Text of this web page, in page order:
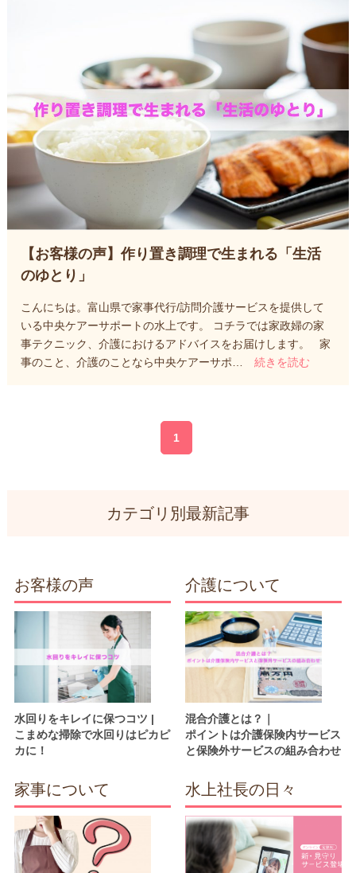
【お客様の声】作り置き調理で生まれる「生活
のゆとり」
こんにちは。富山県で家事代行/訪問介護サービスを提供して
いる中央ケアーサポートの水上です。 コチラでは家政婦の家
事テクニック、介護におけるアドバイスをお届けします。 家
事のこと、介護のことなら中央ケアーサポ…
続きを読む
1
カテゴリ別最新記事
お客様の声
水回りをキレイに保つコツ |
こまめな掃除で水回りはピカピ
カに！
介護について
混合介護とは？｜
ポイントは介護保険内サービス
と保険外サービスの組み合わせ
家事について 水上社長の日々